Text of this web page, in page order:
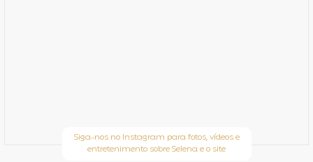
Siga-nos no Instagram para fotos, vídeos e
entretenimento sobre Selena e o site